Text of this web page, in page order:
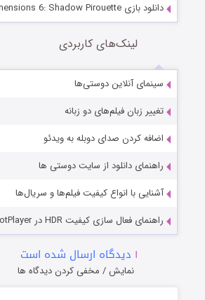
دانلود بازی Dark Dimensions 6: Shadow Pirouette
لینک‌های کاربردی
سینمای آنلاین دوستی‌ها
تغییر زبان فیلم‌های دو زبانه
اضافه کردن صدای دوبله به ویدئو
راهنمای دانلود از سایت دوستی ها
آشنایی با انواع کیفیت فیلم‌ها و سریال‌ها
راهنمای فعال سازی کیفیت HDR در PotPlayer
۱ دیدگاه ارسال شده است
نمایش / مخفی کردن دیدگاه ها